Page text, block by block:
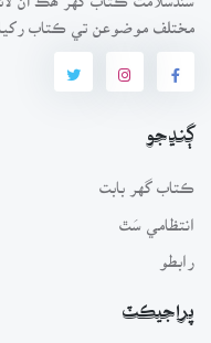
مختلف موضوعن تي ڪتاب رکيا
ڳنڍجو
ڪتاب گهر بابت
انتظامي سَٿ
رابطو
پراجيڪٽ